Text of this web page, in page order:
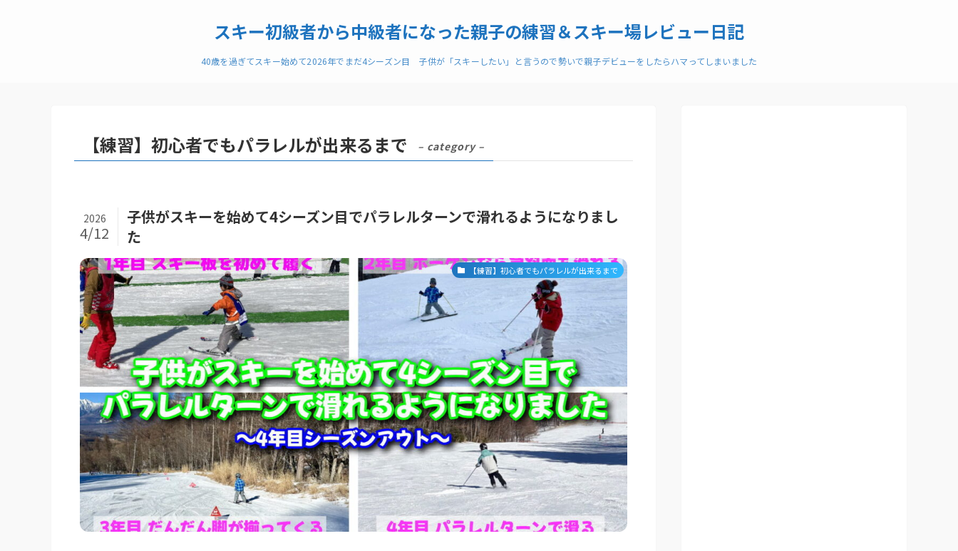
スキー初級者から中級者になった親子の練習＆スキー場レビュー日記
40歳を過ぎてスキー始めて2026年でまだ4シーズン目 子供が「スキーしたい」と言うので勢いで親子デビューをしたらハマってしまいました
【練習】初心者でもパラレルが出来るまで – category –
子供がスキーを始めて4シーズン目でパラレルターンで滑れるようになりまし
た
2026
4/12
【練習】初心者でもパラレルが出来るまで